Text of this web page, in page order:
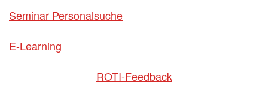
Seminar Personalsuche
E-Learning
ROTI-Feedback